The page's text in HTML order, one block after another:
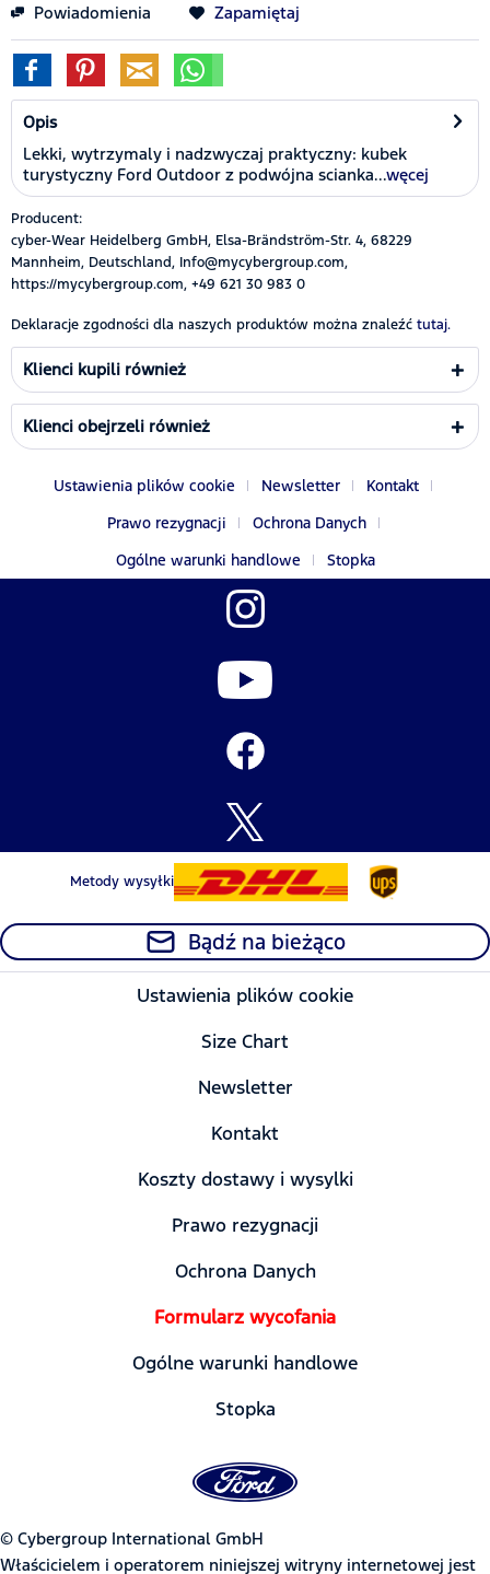
Powiadomienia Zapamiętaj
Opis
Lekki, wytrzymaly i nadzwyczaj praktyczny: kubek
turystyczny Ford Outdoor z podwójna scianka...węcej
Producent:
cyber-Wear Heidelberg GmbH, Elsa-Brändström-Str. 4, 68229
Mannheim, Deutschland, Info@mycybergroup.com,
https://mycybergroup.com, +49 621 30 983 0
Deklaracje zgodności dla naszych produktów można znaleźć tutaj.
Klienci kupili również
Klienci obejrzeli również
Ustawienia plików cookie Newsletter
Kontakt
Prawo rezygnacji
Ochrona Danych
Ogólne warunki handlowe
Stopka
Metody wysyłki
Bądź na bieżąco
Ustawienia plików cookie
Size Chart
Newsletter
Kontakt
Koszty dostawy i wysylki
Prawo rezygnacji
Ochrona Danych
Formularz wycofania
Ogólne warunki handlowe
Stopka
© Cybergroup International GmbH
Właścicielem i operatorem niniejszej witryny internetowej jest